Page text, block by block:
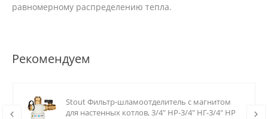
равномерному распределению тепла.
Рекомендуем
Stout Фильтр-шламоотделитель с магнитом
для настенных котлов, 3/4" НР-3/4" НГ-3/4" НР